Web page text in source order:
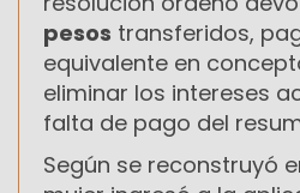
pesos transferidos,
equivalente en
eliminar los intereses
falta de pago del
Según se reconstruyó